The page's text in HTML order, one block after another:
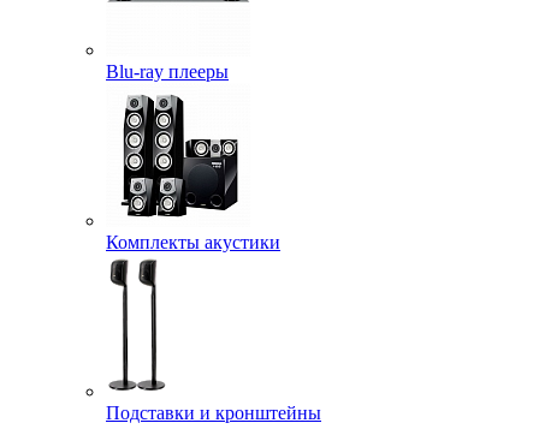
Blu-ray плееры
Комплекты акустики
Подставки и кронштейны